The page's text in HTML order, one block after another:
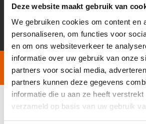
Deze website maakt gebruik van
We gebruiken cookies om content en
personaliseren, om functies voor
en om ons websiteverkeer te
informatie over uw gebruik van onze
partners voor social media,
partners kunnen deze gegevens
informatie die u aan ze heeft verstrekt
verzameld op basis van uw gebruik
E-
mailadres*
Gratis verzending vanaf €60,-